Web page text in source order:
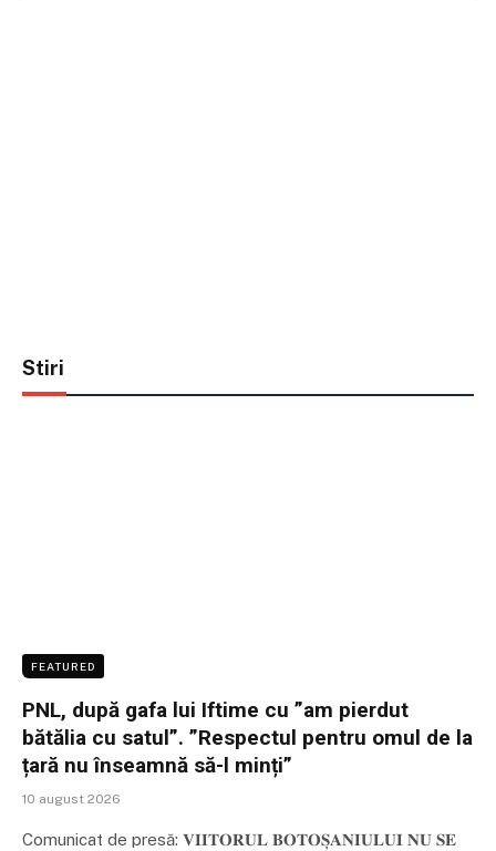
Stiri
FEATURED
PNL, după gafa lui Iftime cu ”am pierdut
bătălia cu satul”. ”Respectul pentru omul de la
țară nu înseamnă să-l minți”
10 august 2026
Comunicat de presă: 𝐕𝐈𝐈𝐓𝐎𝐑𝐔𝐋 𝐁𝐎𝐓𝐎𝐒̦𝐀𝐍𝐈𝐔𝐋𝐔𝐈 𝐍𝐔 𝐒𝐄